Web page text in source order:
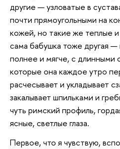
другие — узловатые в
почти прямоугольными на
кожей, но такие же теплые
сама бабушка тоже другая —
полнее и мягче, с длинными
которые она каждое утро
расчесывает и укладывает
закалывает шпильками и
чуть римский профиль,
ясные, светлые глаза.
Первое, что я чувствую,